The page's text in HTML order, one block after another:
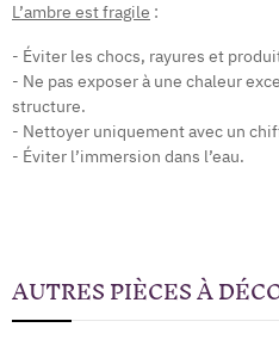
L’ambre est fragile :
- Éviter les chocs, rayures et
- Ne pas exposer à une chaleur
structure.
- Nettoyer uniquement avec un
- Éviter l’immersion dans l’eau.
AUTRES PIÈCES À